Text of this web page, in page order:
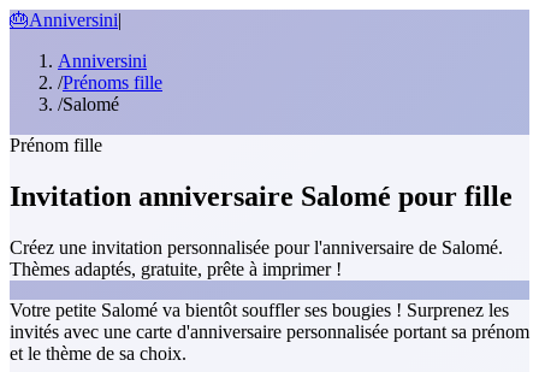
🎂Anniversini|
Anniversini
/Prénoms fille
/Salomé
Prénom fille
Invitation anniversaire Salomé pour fille
Créez une invitation personnalisée pour l'anniversaire de Salomé.
Thèmes adaptés, gratuite, prête à imprimer !
Votre petite Salomé va bientôt souffler ses bougies ! Surprenez les
invités avec une carte d'anniversaire personnalisée portant sa prénom
et le thème de sa choix.